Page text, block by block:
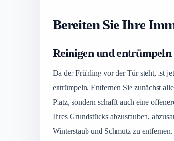
Bereiten Sie Ihre
Reinigen und
Da der Frühling vor der Tür steht, ist
entrümpeln. Entfernen Sie zunächst
Platz, sondern schafft auch eine
Ihres Grundstücks abzustauben,
Winterstaub und Schmutz zu